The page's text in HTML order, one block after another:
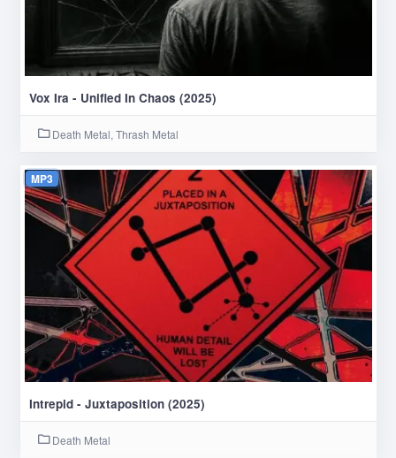
Vox Ira - Unified In Chaos (2025)
Death Metal, Thrash Metal
MP3
Intrepid - Juxtaposition (2025)
Death Metal